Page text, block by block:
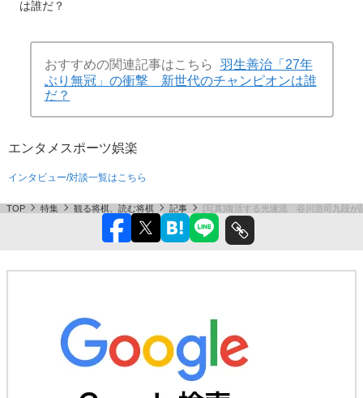
は誰だ？
おすすめの関連記事はこちら
羽生善治「27年
ぶり無冠」の衝撃 新世代のチャンピオンは誰
だ？
エンタメ スポーツ娯楽
インタビュー/対談一覧はこちら
TOP 特集 観る将棋、読む将棋 記事 [写真]復活する光速流 谷川浩司九段が